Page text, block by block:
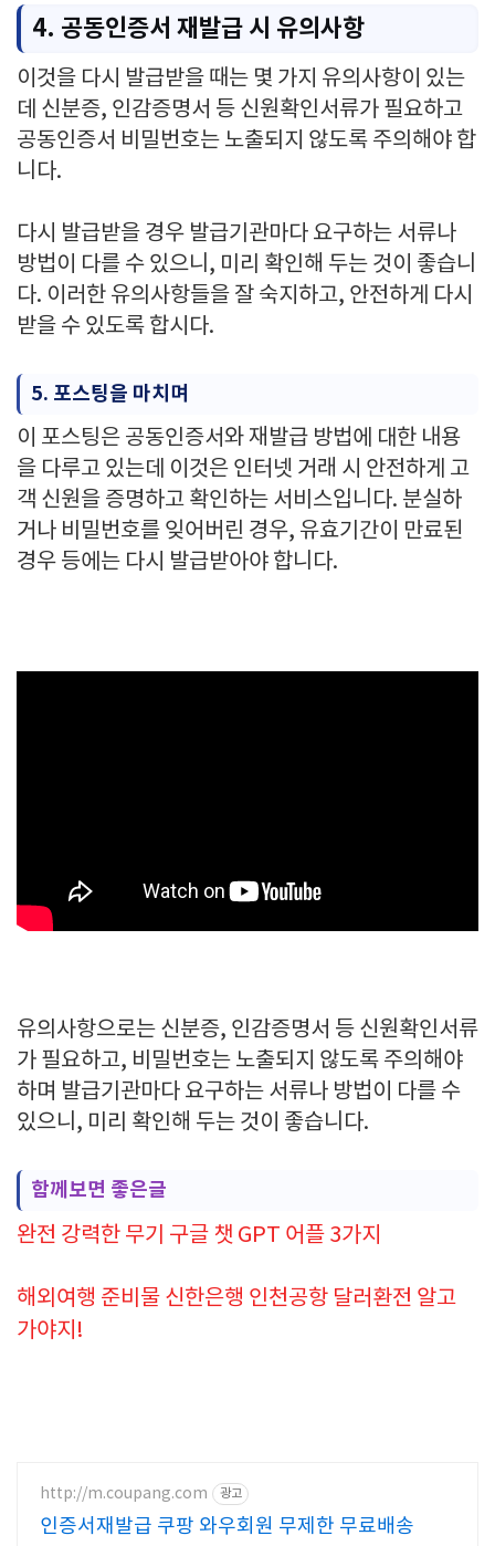
4. 공동인증서 재발급 시 유의사항
이것을 다시 발급받을 때는 몇 가지 유의사항이 있는
데 신분증, 인감증명서 등 신원확인서류가 필요하고
공동인증서 비밀번호는 노출되지 않도록 주의해야 합
니다.
다시 발급받을 경우 발급기관마다 요구하는 서류나
방법이 다를 수 있으니, 미리 확인해 두는 것이 좋습니
다. 이러한 유의사항들을 잘 숙지하고, 안전하게 다시
받을 수 있도록 합시다.
5. 포스팅을 마치며
이 포스팅은 공동인증서와 재발급 방법에 대한 내용
을 다루고 있는데 이것은 인터넷 거래 시 안전하게 고
객 신원을 증명하고 확인하는 서비스입니다. 분실하
거나 비밀번호를 잊어버린 경우, 유효기간이 만료된
경우 등에는 다시 발급받아야 합니다.
유의사항으로는 신분증, 인감증명서 등 신원확인서류
가 필요하고, 비밀번호는 노출되지 않도록 주의해야
하며 발급기관마다 요구하는 서류나 방법이 다를 수
있으니, 미리 확인해 두는 것이 좋습니다.
함께보면 좋은글
완전 강력한 무기 구글 챗 GPT 어플 3가지
해외여행 준비물 신한은행 인천공항 달러환전 알고
가야지!
http://m.coupang.com 광고
인증서재발급 쿠팡 와우회원 무제한 무료배송